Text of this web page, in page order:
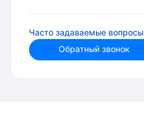
Часто задаваемые вопросы
Обратный звонок